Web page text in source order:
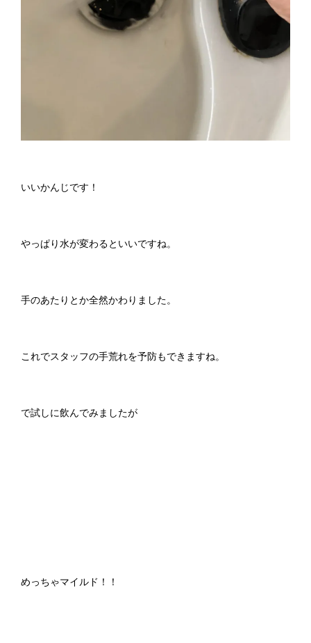
いいかんじです！
やっぱり水が変わるといいですね。
手のあたりとか全然かわりました。
これでスタッフの手荒れを予防もできますね。
で試しに飲んでみましたが
めっちゃマイルド！！